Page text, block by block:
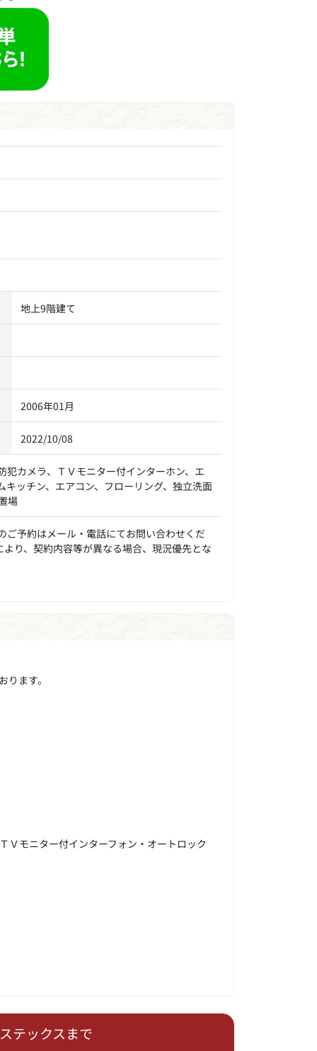
地上9階建て
2006年01月
2022/10/08
カメラ、ＴＶモニター付インターホン、エ
ッチン、エアコン、フローリング、独立洗面
場
予約はメール・電話にてお問い合わせくだ
り、契約内容等が異なる場合、現況優先とな
ます。
Ｖモニター付インターフォン・オートロック
テックスまで